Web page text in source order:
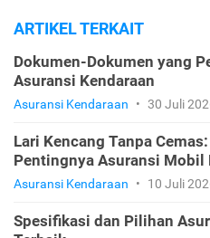
ARTIKEL TERKAIT
Dokumen-Dokumen yang
Asuransi Kendaraan
Asuransi Kendaraan • 30 Juli
Lari Kencang Tanpa
Pentingnya Asuransi Mobil
Asuransi Kendaraan • 10 Juli
Spesifikasi dan Pilihan